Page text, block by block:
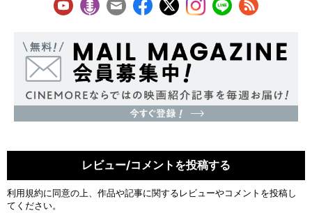
レビュー/コメントを投稿する
利用規約に同意の上、作品や記事に関するレビューやコメントを投稿し
てください。